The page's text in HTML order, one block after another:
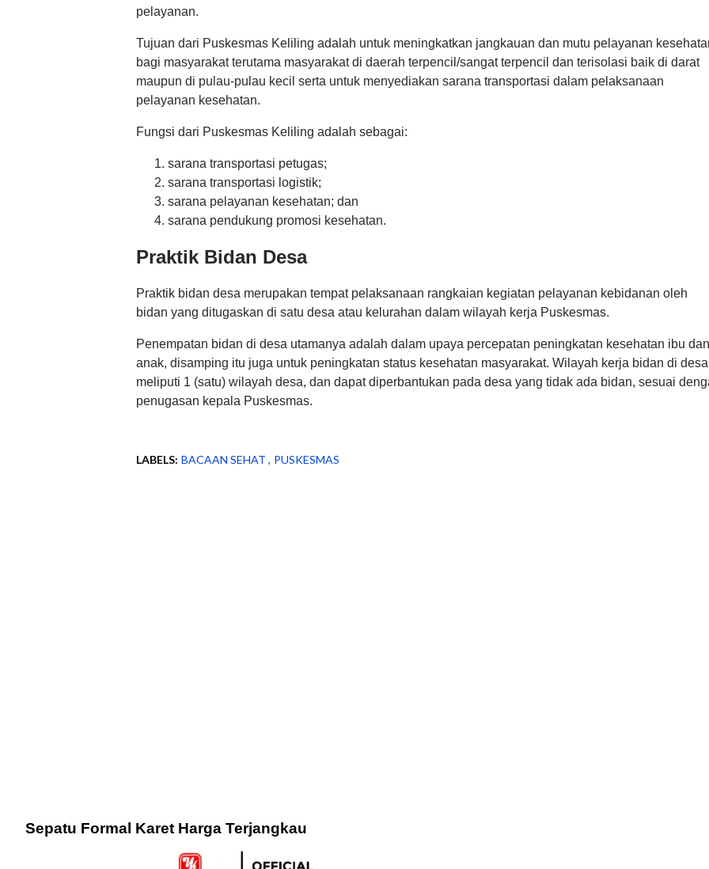
pelayanan.
Tujuan dari Puskesmas Keliling adalah untuk meningkatkan jangkauan dan mutu pelayanan
bagi masyarakat terutama masyarakat di daerah terpencil/sangat terpencil dan terisolasi baik di darat
maupun di pulau-pulau kecil serta untuk menyediakan sarana transportasi dalam pelaksanaan
pelayanan kesehatan.
Fungsi dari Puskesmas Keliling adalah sebagai:
sarana transportasi petugas;
sarana transportasi logistik;
sarana pelayanan kesehatan; dan
sarana pendukung promosi kesehatan.
Praktik Bidan Desa
Praktik bidan desa merupakan tempat pelaksanaan rangkaian kegiatan pelayanan kebidanan oleh
bidan yang ditugaskan di satu desa atau kelurahan dalam wilayah kerja Puskesmas.
Penempatan bidan di desa utamanya adalah dalam upaya percepatan peningkatan kesehatan ibu dan
anak, disamping itu juga untuk peningkatan status kesehatan masyarakat. Wilayah kerja bidan di desa
meliputi 1 (satu) wilayah desa, dan dapat diperbantukan pada desa yang tidak ada bidan, sesuai
penugasan kepala Puskesmas.
LABELS: BACAAN SEHAT PUSKESMAS
Sepatu Formal Karet Harga Terjangkau